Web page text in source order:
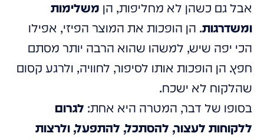
אבל גם כשהן לא מחליפות, הן משלימות
ומשדרגות. הן הופכות את המוצר הפיזי, אפילו
הכי יפה שיש, למשהו שהוא הרבה יותר מסתם
חפץ. הן הופכות אותו לסיפור, לחוויה, ולרגע קסום
שהלקוח לא ישכח.
בסופו של דבר, המטרה היא אחת: לגרום
ללקוחות לעצור, להסתכל, להתפעל, ולרצות